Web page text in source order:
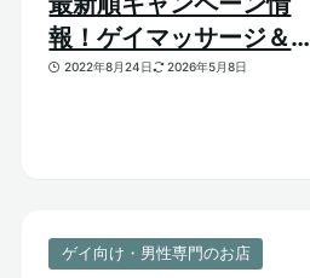
報！ゲイマッサージ＆メ
ンズ向けサロンのお得割
2022年8月24日 2026年5月8日
ゲイ向け・男性専門のお店